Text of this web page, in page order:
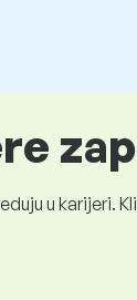
u karijeri.